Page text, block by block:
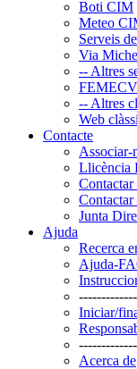
Boti CIM
Meteo
Serveis
Via
-- Altres
FEMECV
-- Altres
Web
Contacte
Llicència
Contactar
Junta
Ajuda
Recerca
Ajuda-
Iniciar/
Acerca de